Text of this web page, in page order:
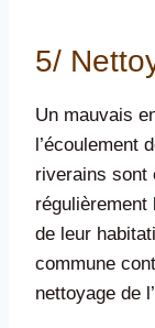
5/
Un mauvais
l’écoulement
riverains sont
régulièrement
de leur
commune
nettoyage de